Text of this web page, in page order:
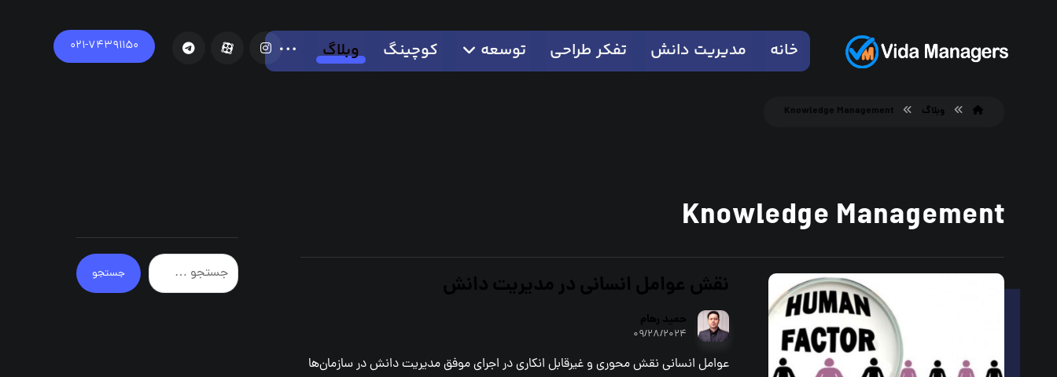
خانه مدیریت دانش تفکر طراحی توسعه کوچینگ وبلاگ 021-74391150
وبلاگ Knowledge Management
Knowledge Management
نقش عوامل انسانی در مدیریت دانش
حمید رهام
۰۹/۲۸/۲۰۲۴
عوامل انسانی نقش محوری و غیرقابل انکاری در اجرای موفق مدیریت دانش در سازمان‌ها
جستجو